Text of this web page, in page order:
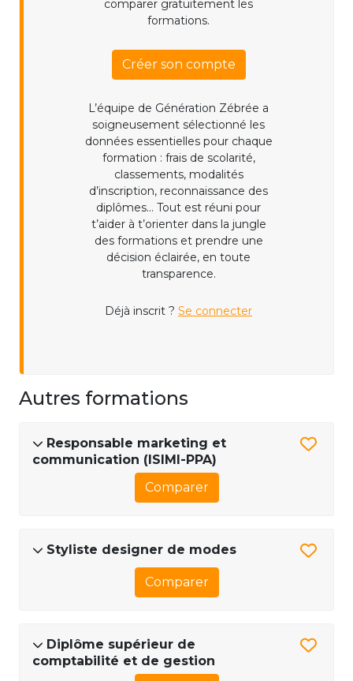
comparer gratuitement les
formations.
Créer son compte
L’équipe de Génération Zébrée a
soigneusement sélectionné les
données essentielles pour chaque
formation : frais de scolarité,
classements, modalités
d’inscription, reconnaissance des
diplômes... Tout est réuni pour
t’aider à t’orienter dans la jungle
des formations et prendre une
décision éclairée, en toute
transparence.
Déjà inscrit ? Se connecter
Autres formations
Responsable marketing et
communication (ISIMI-PPA)
Comparer
Styliste designer de modes
Comparer
Diplôme supérieur de
comptabilité et de gestion